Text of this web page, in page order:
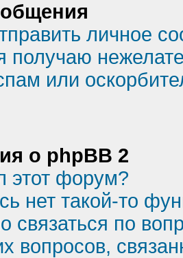
личное
получаю
или
о phpBB 2
этот форум?
нет такой-то
по
вопросов,